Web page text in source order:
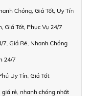
Chóng, Giá Tốt, Uy Tín
Giá Tốt, Phục Vụ 24/7
7, Giá Rẻ, Nhanh Chóng
24/7
Uy Tín, Giá Tốt
rẻ, nhanh chóng nhất